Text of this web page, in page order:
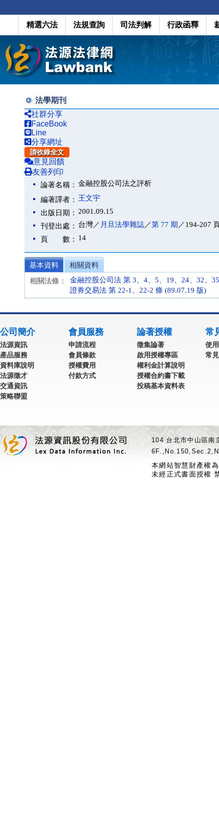
精選六法 法規查詢 司法判解 行政函釋
法學期刊
社群分享
FaceBook
Line
分享網址
請收錄全文
意見回饋
友善列印
論著名稱： 金融控股公司法之評析
編著譯者： 王文宇
出版日期： 2001.09.15
刊登出處： 台灣／ 月旦法學雜誌／第 77 期 ／194-207
頁 數： 14
基本資料
相關資料
相關法條：
金融控股公司法 第 3、4、5、19、24、32、
證券交易法 第 22-1、22-2 條 (89.07.19 版)
公司簡介
法源資訊
產品服務
資料庫說明
法源徵才
交通資訊
策略聯盟
會員服務
申請流程
會員條款
授權費用
付款方式
論著授權
徵集論著
啟用授權專區
權利金計算說明
授權合約書下載
投稿基本資料表
常
使
常
104 台北市中山區
本網站智慧財產權
未經正式書面授權